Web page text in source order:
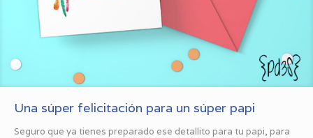
Una súper felicitación para un súper papi
Seguro que ya tienes preparado ese detallito para tu papi, para